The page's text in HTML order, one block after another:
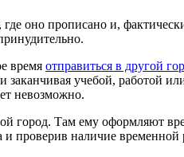
оно прописано и,
время отправиться в другой
учебой, работой
невозможно.
город. Там ему оформляют
проверив наличие временной